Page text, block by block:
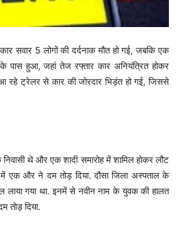
सवार 5 लोगों की दर्दनाक मौत हो गई, जबकि एक
पास हुआ, जहां तेज रफ्तार कार अनियंत्रित होकर
ट्रेलर से कार की जोरदार भिड़ंत हो गई, जिससे
थे और एक शादी समारोह में शामिल होकर लौट
एक और ने दम तोड़ दिया. दौसा जिला अस्पताल के
लाया गया था. इनमें से नवीन नाम के युवक की हालत
तोड़ दिया.